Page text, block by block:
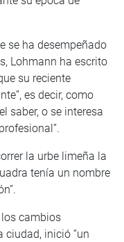
se ha desempeñado
Lohmann ha escrito
su reciente
es decir, como
saber, o se interesa
la urbe limeña la
tenía un nombre
cambios
ciudad, inició “un